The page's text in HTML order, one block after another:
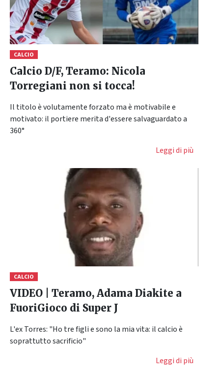
CALCIO
Calcio D/F, Teramo: Nicola
Torregiani non si tocca!
Il titolo è volutamente forzato ma è motivabile e
motivato: il portiere merita d'essere salvaguardato a
360°
Leggi di più
CALCIO
VIDEO | Teramo, Adama Diakite a
FuoriGioco di Super J
L'ex Torres: "Ho tre figli e sono la mia vita: il calcio è
soprattutto sacrificio"
Leggi di più